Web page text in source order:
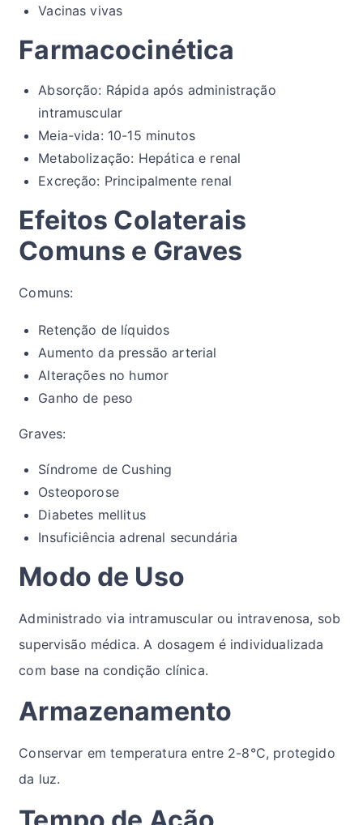
Vacinas vivas
Farmacocinética
Absorção: Rápida após administração
intramuscular
Meia-vida: 10-15 minutos
Metabolização: Hepática e renal
Excreção: Principalmente renal
Efeitos Colaterais
Comuns e Graves
Comuns:
Retenção de líquidos
Aumento da pressão arterial
Alterações no humor
Ganho de peso
Graves:
Síndrome de Cushing
Osteoporose
Diabetes mellitus
Insuficiência adrenal secundária
Modo de Uso
Administrado via intramuscular ou intravenosa, sob
supervisão médica. A dosagem é individualizada
com base na condição clínica.
Armazenamento
Conservar em temperatura entre 2-8°C, protegido
da luz.